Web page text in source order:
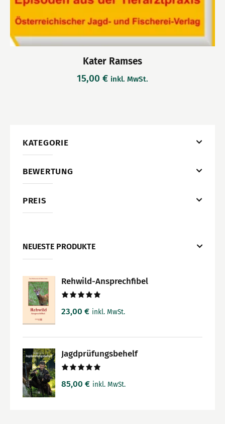
Kater Ramses
15,00 € inkl. MwSt.
KATEGORIE
BEWERTUNG
PREIS
NEUESTE PRODUKTE
Rehwild-Ansprechfibel
mit5.00
23,00 € inkl. MwSt.
Jagdprüfungsbehelf
mit5.00
85,00 € inkl. MwSt.